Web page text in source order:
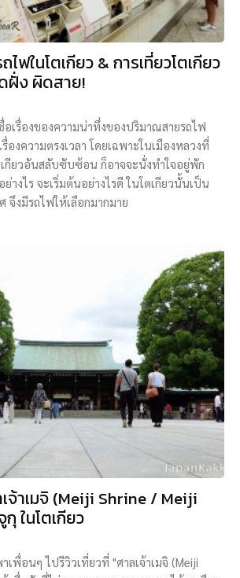
ฟในโตเกียว & การเที่ยวโตเกียว
ฝั่ง ผิดสาย!
รื่องของความน่าทึ่งของปริมาณสายรถไฟ
องความตรงเวลา โดยเฉพาะในเมืองหลวงที่
กียวอันสลับซับซ้อน ก็อาจจะนั่งทำใจอยู่พัก
างไร จะเริ่มต้นอย่างไรดี ในโตเกียวนั้นเป็น
จึงมีรถไฟให้เลือกมากมาย
จ้าเมจิ (Meiji Shrine / Meiji
ในโตเกียว
เพื่อนๆ ไปรีวิวเที่ยวที่ "ศาลเจ้าเมจิ (Meiji